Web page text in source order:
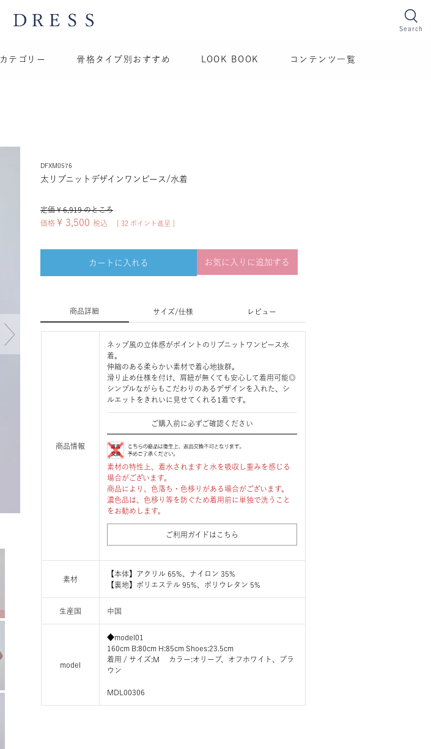
Search
カテゴリー 骨格タイプ別おすすめ LOOK BOOK コンテンツ一覧
DFXM0576
太リブニットデザインワンピース/水着
定価 ¥ 6,919 のところ
価格 ¥ 3,500 税込 32 ポイント進呈 ]
カートに入れる お気に入りに追加する
商品詳細 サイズ/仕様 レビュー
商品情報
ネップ風の立体感がポイントのリブニットワンピース水
着。
伸縮のある柔らかい素材で着心地抜群。
滑り止め仕様を付け、肩紐が無くても安心して着用可能◎
シンプルながらもこだわりのあるデザインを入れた、シ
ルエットをきれいに見せてくれる1着です。
ご購入前に必ずご確認ください
素材の特性上、着水されますと水を吸収し重みを感じる
場合がございます。
商品により、色落ち・色移りがある場合がございます。
濃色品は、色移り等を防ぐため着用前に単独で洗うこと
をお勧めします。
ご利用ガイドはこちら
素材
【本体】アクリル 65%、ナイロン 35%
【裏地】ポリエステル 95%、ポリウレタン 5%
生産国 中国
model
◆model01
160cm B:80cm H:85cm Shoes:23.5cm
着用 / サイズ:M カラー:オリーブ、オフホワイト、ブラ
ウン
MDL00306